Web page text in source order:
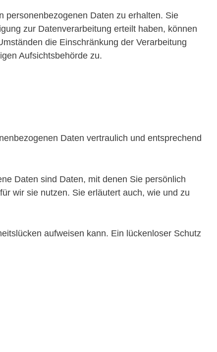
personenbezogenen Daten zu erhalten. Sie
zur Datenverarbeitung erteilt haben, können
die Einschränkung der Verarbeitung
Aufsichtsbehörde zu.
Daten vertraulich und entsprechend
Daten sind Daten, mit denen Sie persönlich
wir sie nutzen. Sie erläutert auch, wie und zu
aufweisen kann. Ein lückenloser Schutz